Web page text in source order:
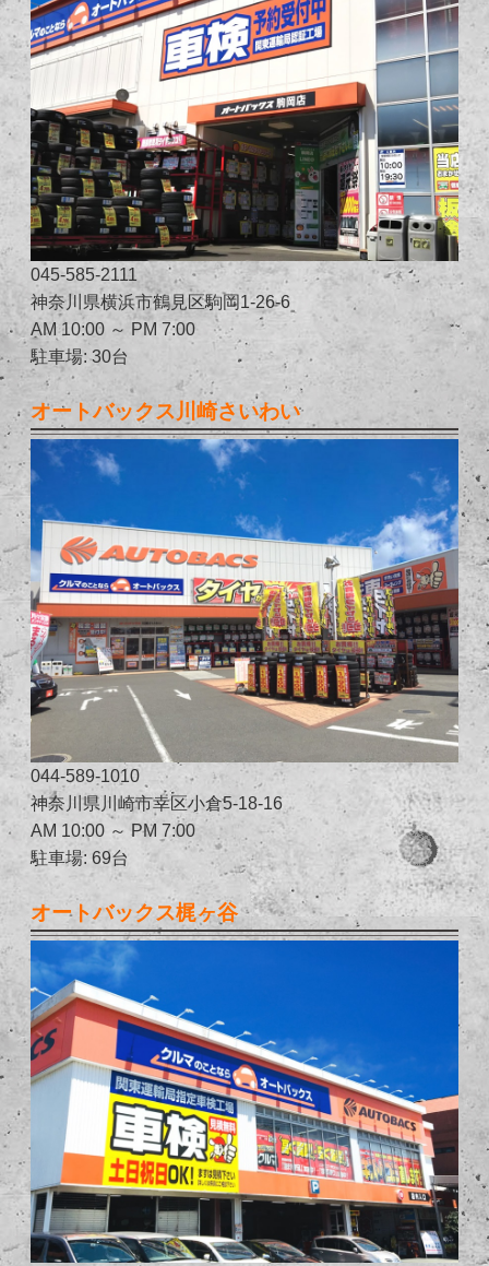
045-585-2111
神奈川県横浜市鶴見区駒岡1-26-6
AM 10:00 ～ PM 7:00
駐車場: 30台
オートバックス川崎さいわい
044-589-1010
神奈川県川崎市幸区小倉5-18-16
AM 10:00 ～ PM 7:00
駐車場: 69台
オートバックス梶ヶ谷